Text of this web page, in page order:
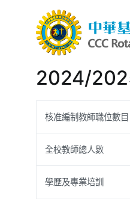
2024/
核准編制教師職位數目
全校教師總人數
學歷及專業培訓